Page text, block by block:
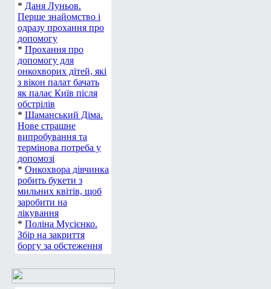
* Даня Луньов.
Перше знайомство і
одразу прохання про
допомогу
* Прохання про
допомогу для
онкохворих дітей, які
з вікон палат бачать
як палає Київ після
обстрілів
* Шаманський Діма.
Нове страшне
випробування та
термінова потреба у
допомозі
* Онкохвора дівчинка
робить букети з
мильних квітів, щоб
заробити на
лікування
* Поліна Мусієнко.
Збір на закриття
боргу за обстеження